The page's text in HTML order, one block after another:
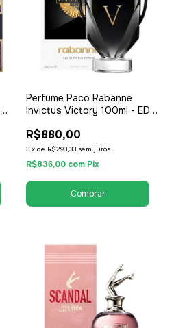
Perfume Paco Rabanne
Invictus Victory 100ml - EDP
R$880,00
3 x de R$293,33 sem juros
R$836,00 com Pix